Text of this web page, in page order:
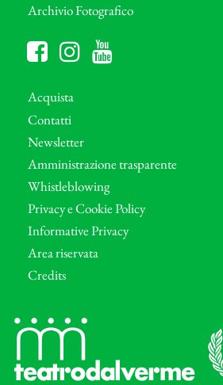
Archivio Fotografico
Acquista
Contatti
Newsletter
Amministrazione trasparente
Whistleblowing
Privacy e Cookie Policy
Informative Privacy
Area riservata
Credits